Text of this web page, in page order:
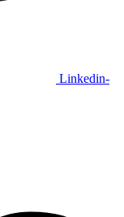
Linkedin-